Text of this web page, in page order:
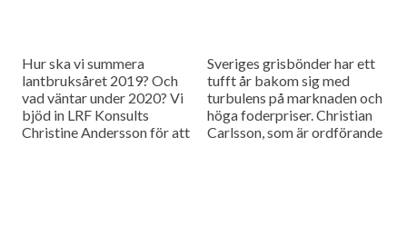
Hur ska vi summera
lantbruksåret 2019? Och
vad väntar under 2020? Vi
bjöd in LRF Konsults
Christine Andersson för att
Sveriges grisbönder har ett
tufft år bakom sig med
turbulens på marknaden och
höga foderpriser. Christian
Carlsson, som är ordförande